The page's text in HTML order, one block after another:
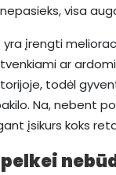
visa
yra įrengti
ar
todėl
Na, nebent
įsikurs koks